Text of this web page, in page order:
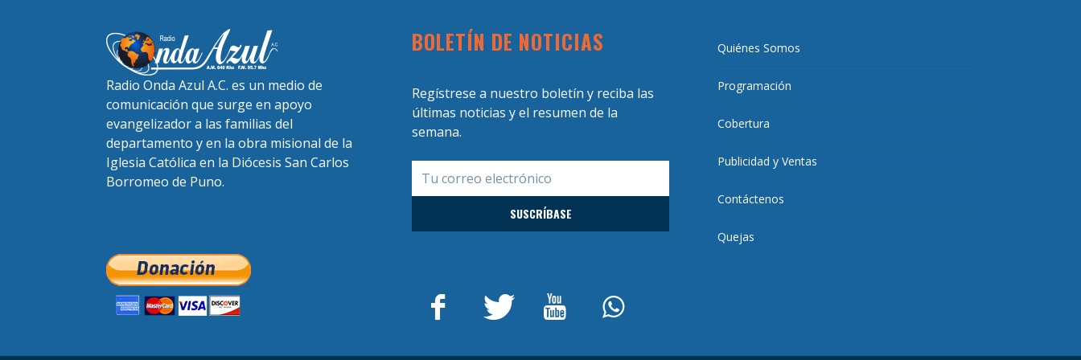
Radio Onda Azul A.C. es un medio de
comunicación que surge en apoyo
evangelizador a las familias del
departamento y en la obra misional de la
Iglesia Católica en la Diócesis San Carlos
Borromeo de Puno.
BOLETÍN DE NOTICIAS
Regístrese a nuestro boletín y reciba las
últimas noticias y el resumen de la
semana.
Quiénes Somos
Programación
Cobertura
Publicidad y Ventas
Contáctenos
Quejas